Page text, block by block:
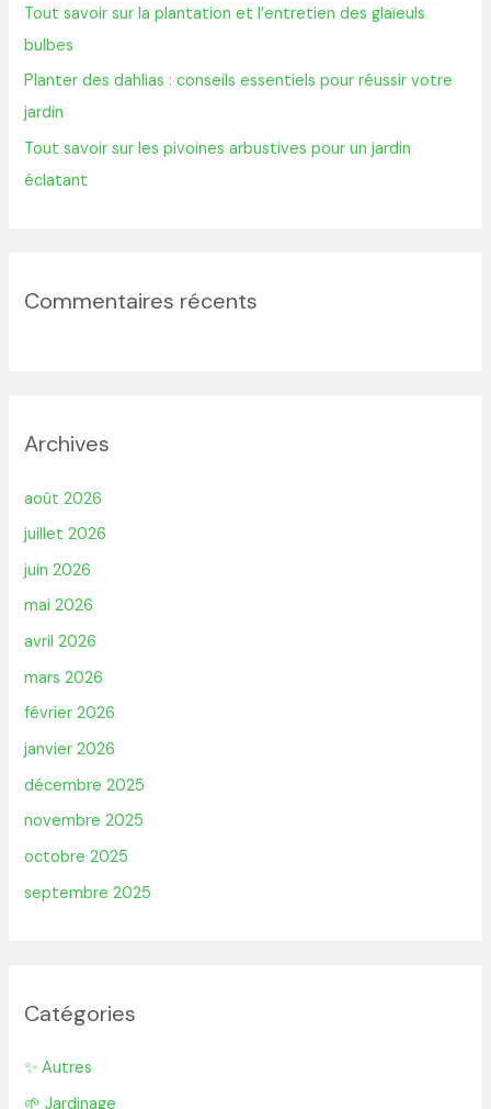
:
Tout savoir sur la plantation et l’entretien des glaïeuls
bulbes
Planter des dahlias : conseils essentiels pour réussir votre
jardin
Tout savoir sur les pivoines arbustives pour un jardin
éclatant
Commentaires récents
Archives
août 2026
juillet 2026
juin 2026
mai 2026
avril 2026
mars 2026
février 2026
janvier 2026
décembre 2025
novembre 2025
octobre 2025
septembre 2025
Catégories
✨ Autres
🌱 Jardinage